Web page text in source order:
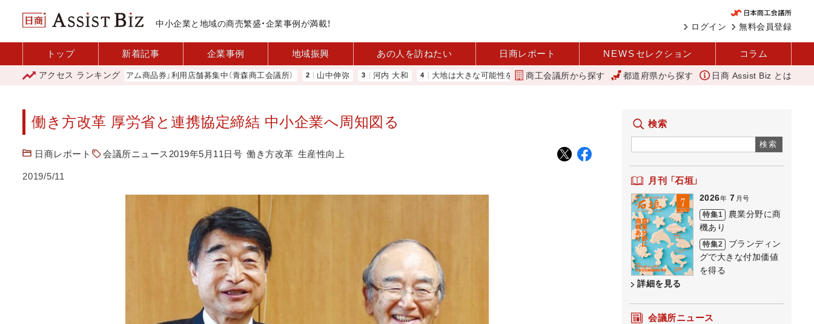
中小企業と地域の商売繁盛・企業事例が満載！ 無料会員登録
ログイン
トップ 新着記事 企業事例 地域振興 あの人を訪ねたい 日商レポート NEWS セレクション コラム
アクセス ランキング
「青森市プレミアム商品券」利用店舗募集中（青森商工会議所） 山中伸弥 河内 大和 大地は大きな可能性を秘めている 農業分野に商機あり REACT アップルパイ 外国人雇用状況を公
商工会議所から探す 都道府県から探す 日商 Assist Biz とは
働き方改革 厚労省と連携協定締結 中小企業へ周知図る
日商レポート 会議所ニュース2019年5月11日号 働き方改革 生産性向上
2019/5/11
検索
検索
月刊 「石垣」
2026年 7 月号
特集1
農業分野に商
機あり
特集2
ブランディン
グで大きな付加価値
を得る
詳細を見る
会議所ニュース